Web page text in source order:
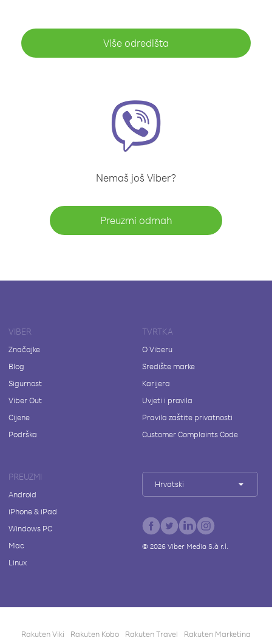
Više odredišta
Nemaš još Viber?
Preuzmi odmah
VIBER
Značajke
Blog
Sigurnost
Viber Out
Cijene
Podrška
TVRTKA
O Viberu
Središte marke
Karijera
Uvjeti i pravila
Pravila zaštite privatnosti
Customer Complaints Code
PREUZMI
Android
iPhone & iPad
Windows PC
Mac
Linux
Hrvatski
© 2026Viber Media S.à r.l.
Rakuten Viki Rakuten Kobo Rakuten Travel Rakuten Marketing